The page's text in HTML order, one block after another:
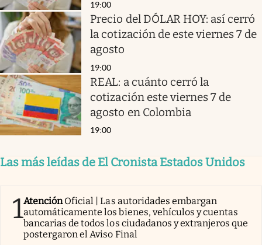
19:00
Precio del DÓLAR HOY: así cerró
la cotización de este viernes 7 de
agosto
19:00
REAL: a cuánto cerró la
cotización este viernes 7 de
agosto en Colombia
19:00
Las más leídas de El Cronista Estados Unidos
1AtenciónOficial | Las autoridades embargan
automáticamente los bienes, vehículos y cuentas
bancarias de todos los ciudadanos y extranjeros que
postergaron el Aviso Final